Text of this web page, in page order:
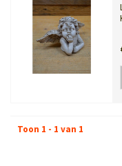
Toon 1 - 1 van 1